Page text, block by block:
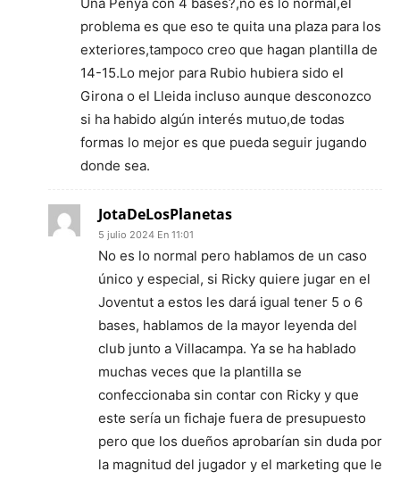
problema es que eso te quita una plaza para los
exteriores,tampoco creo que hagan plantilla de
14-15.Lo mejor para Rubio hubiera sido el
Girona o el Lleida incluso aunque desconozco
si ha habido algún interés mutuo,de todas
formas lo mejor es que pueda seguir jugando
donde sea.
JotaDeLosPlanetas
5 julio 2024 En 11:01
No es lo normal pero hablamos de un caso
único y especial, si Ricky quiere jugar en el
Joventut a estos les dará igual tener 5 o 6
bases, hablamos de la mayor leyenda del
club junto a Villacampa. Ya se ha hablado
muchas veces que la plantilla se
confeccionaba sin contar con Ricky y que
este sería un fichaje fuera de presupuesto
pero que los dueños aprobarían sin duda por
la magnitud del jugador y el marketing que le